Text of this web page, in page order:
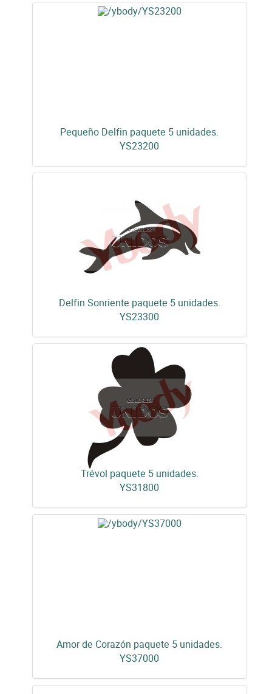
Pequeño Delfin paquete 5 unidades.
YS23200
Delfin Sonriente paquete 5 unidades.
YS23300
Trévol paquete 5 unidades.
YS31800
Amor de Corazón paquete 5 unidades.
YS37000